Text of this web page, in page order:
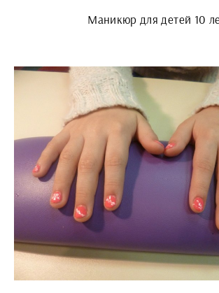
Маникюр для детей 10